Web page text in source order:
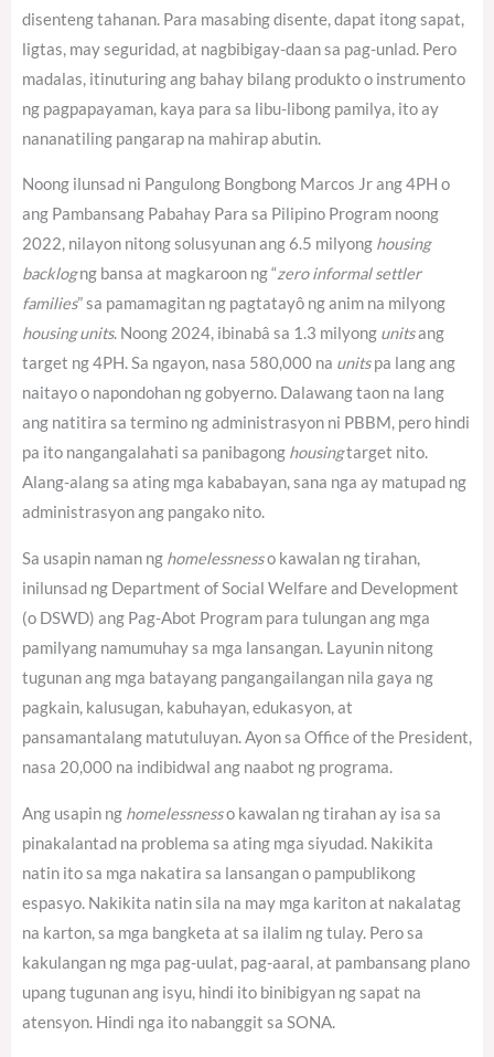
disenteng tahanan. Para masabing disente, dapat itong sapat,
ligtas, may seguridad, at nagbibigay-daan sa pag-unlad. Pero
madalas, itinuturing ang bahay bilang produkto o instrumento
ng pagpapayaman, kaya para sa libu-libong pamilya, ito ay
nananatiling pangarap na mahirap abutin.
Noong ilunsad ni Pangulong Bongbong Marcos Jr ang 4PH o
ang Pambansang Pabahay Para sa Pilipino Program noong
2022, nilayon nitong solusyunan ang 6.5 milyong housing
backlogng bansa at magkaroon ng “zero informal settler
families” sa pamamagitan ng pagtatayô ng anim na milyong
housing units. Noong 2024, ibinabâ sa 1.3 milyong unitsang
target ng 4PH.Sa ngayon, nasa 580,000 na unitspa lang ang
naitayo o napondohan ng gobyerno. Dalawang taon na lang
ang natitira sa termino ng administrasyon ni PBBM, pero hindi
pa ito nangangalahati sa panibagong housingtarget nito.
Alang-alang sa ating mga kababayan, sana nga ay matupad ng
administrasyon ang pangako nito.
Sa usapin naman ng homelessnesso kawalan ng tirahan,
inilunsad ng Department of Social Welfare and Development
(o DSWD) ang Pag-Abot Program para tulungan ang mga
pamilyang namumuhay sa mga lansangan. Layunin nitong
tugunan ang mga batayang pangangailangan nila gaya ng
pagkain, kalusugan, kabuhayan, edukasyon, at
pansamantalang matutuluyan. Ayon sa Office of the President,
nasa 20,000 na indibidwal ang naabot ng programa.
Ang usapin ng homelessnesso kawalan ng tirahan ay isa sa
pinakalantad na problema sa ating mga siyudad. Nakikita
natin ito sa mga nakatira sa lansangan o pampublikong
espasyo. Nakikita natin sila na may mga kariton at nakalatag
na karton, sa mga bangketa at sa ilalim ng tulay. Pero sa
kakulangan ng mga pag-uulat, pag-aaral, at pambansang plano
upang tugunan ang isyu, hindi ito binibigyan ng sapat na
atensyon. Hindi nga ito nabanggit sa SONA.